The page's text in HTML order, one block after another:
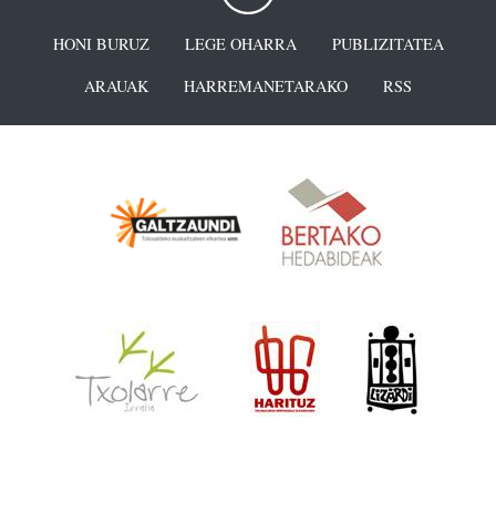
HONI BURUZ LEGE OHARRA
PUBLIZITATEA
ARAUAK
HARREMANETARAKO RSS